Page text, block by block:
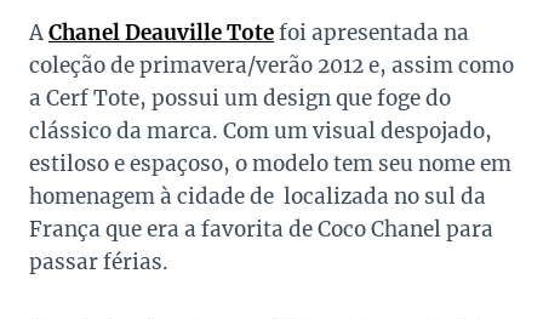
AChanel Deauville Totefoi apresentada na
coleção de primavera/verão 2012 e, assim como
a Cerf Tote, possui um design que foge do
clássico da marca. Com um visual despojado,
estiloso e espaçoso, o modelo tem seu nome em
homenagem à cidade de localizada no sul da
França que era a favorita de Coco Chanel para
passar férias.